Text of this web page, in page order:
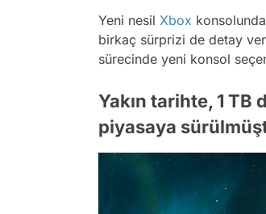
Yeni nesil Xbox
birkaç sürprizi de detay
sürecinde yeni konsol
Yakın tarihte, 1 TB
piyasaya